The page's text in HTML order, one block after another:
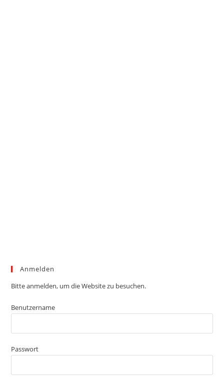
Anmelden
Bitte anmelden, um die Website zu besuchen.
Benutzername
Passwort